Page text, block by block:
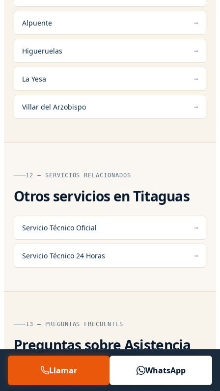
Alpuente
Higueruelas
La Yesa
Villar del Arzobispo
12 — SERVICIOS RELACIONADOS
Otros servicios en Titaguas
Servicio Técnico Oficial
Servicio Técnico 24 Horas
13 — PREGUNTAS FRECUENTES
Preguntas sobre Asistencia
Tecnica en Titaguas
Respuestas directas a lo que más nos
Llamar WhatsApp